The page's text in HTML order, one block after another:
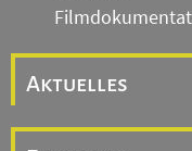
Aktuelles